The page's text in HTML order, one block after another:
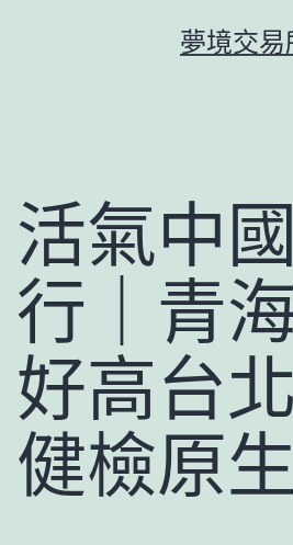
夢境交易
活氣中
行｜青
好高台
健檢原